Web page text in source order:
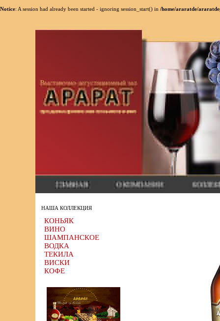
Notice: A session had already been started - ignoring session_start() in /home/araratde/
НАША КОЛЛЕКЦИЯ
КОНЬЯК
ВИНО
ШАМПАНСКОЕ
ВОДКА
ТЕКИЛА
ВИСКИ
КОФЕ